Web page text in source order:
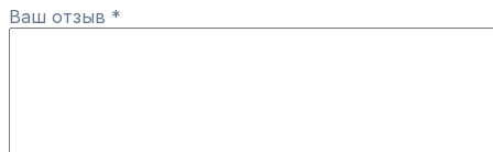
Ваш отзыв *